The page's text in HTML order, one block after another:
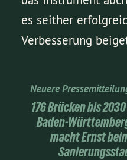
es seither
Verbesserung
Neuere
176 Brücken bis
Baden-
macht Ernst